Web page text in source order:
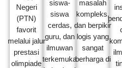
Negeri
(PTN)
favorit
melalui jalur
prestasi
olimpiade
siswa-
siswa
cerdas,
guru, dan
ilmuwan
terkemuka
masalah
kompleks,
dan berpikir
logis yang
sangat
berharga di